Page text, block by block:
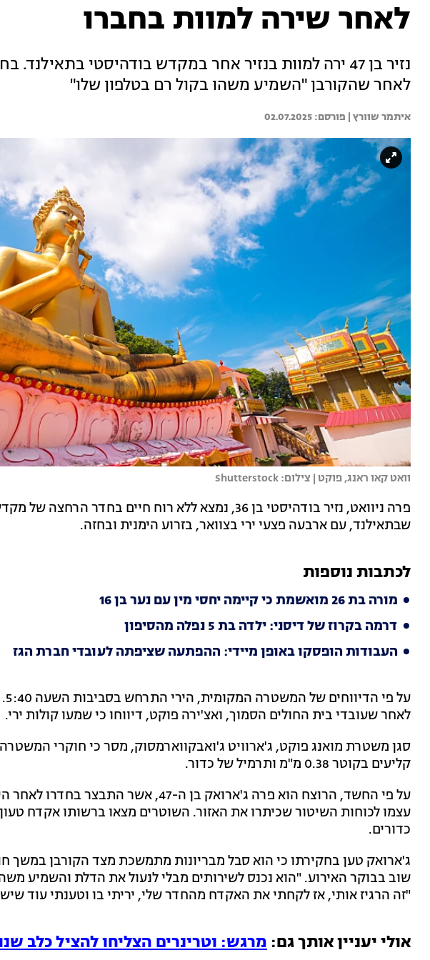
לאחר שירה למוות בחברו
נזיר בן 47 ירה למוות בנזיר אחר במקדש בודהיסטי
לאחר שהקורבן "השמיע משהו בקול רם בטלפון שלו"
איתמר שוורץ | 02.07.2025
וואט קאו ראנג, פוקט | צילום: Shutterstock
פרה ניוואט, נזיר בודהיסטי בן 36, נמצא ללא רוח חיים בחדר
שבתאילנד, עם ארבעה פצעי ירי בצוואר, בזרוע הימנית ובחזה.
לכתבות נוספות
מורה בת 26 מואשמת כי קיימה יחסי מין עם נער בן 16
דרמה בקרוז של דיסני: ילדה בת 5 נפלה מהסיפון
העבודות הופסקו באופן מיידי: ההפתעה שציפתה לעובדי חברת הגז
לאחר שעובדי בית החולים הסמוך, ואצ'ירה פוקט, דיווחו כי שמעו קולות ירי.
סגן משטרת מואנג פוקט, ג'ארוויט ג'ואבקווארמסוק, מסר כי חוקרי
קליעים בקוטר 0.38 מ"מ ותרמיל של כדור.
על פי החשד, הרוצח הוא פרה ג'ארואק בן ה-47,
כדורים.
ג'ארואק טען בחקירתו כי הוא סבל מבריונות מתמשכת מצד הקורבן במשך
שוב בבוקר האירוע. "הוא נכנס לשירותים מבלי לנעול את הדלת והשמיע
"זה הרגיז אותי, אז לקחתי את האקדח מהחדר שלי, יריתי בו וטענתי עוד
אולי יעניין אותך גם: מרגש: וטרינרים הצליחו להציל כלב